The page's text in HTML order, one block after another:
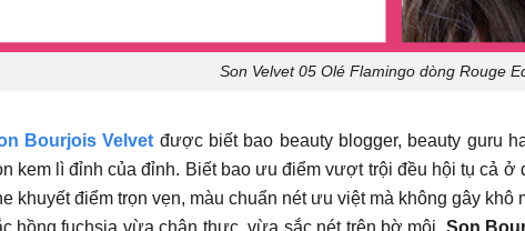
Son Velvet 05 Olé Flamingo dòng Rouge
Bourjois Velvet được biết bao beauty blogger, beauty guru
kem lì đỉnh của đỉnh. Biết bao ưu điểm vượt trội đều hội tụ cả ở
khuyết điểm trọn vẹn, màu chuẩn nét ưu việt mà không gây
hồng fuchsia vừa chân thực, vừa sắc nét trên bờ môi. Son